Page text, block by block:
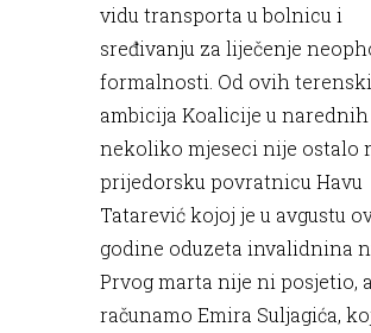
vidu transporta u bolnicu i
sređivanju za liječenje
formalnosti. Od ovih
ambicija Koalicije u narednih
nekoliko mjeseci nije ostalo
prijedorsku povratnicu Havu
Tatarević kojoj je u avgustu
godine oduzeta invalidnina
Prvog marta nije ni posjetio,
računamo Emira Suljagića,